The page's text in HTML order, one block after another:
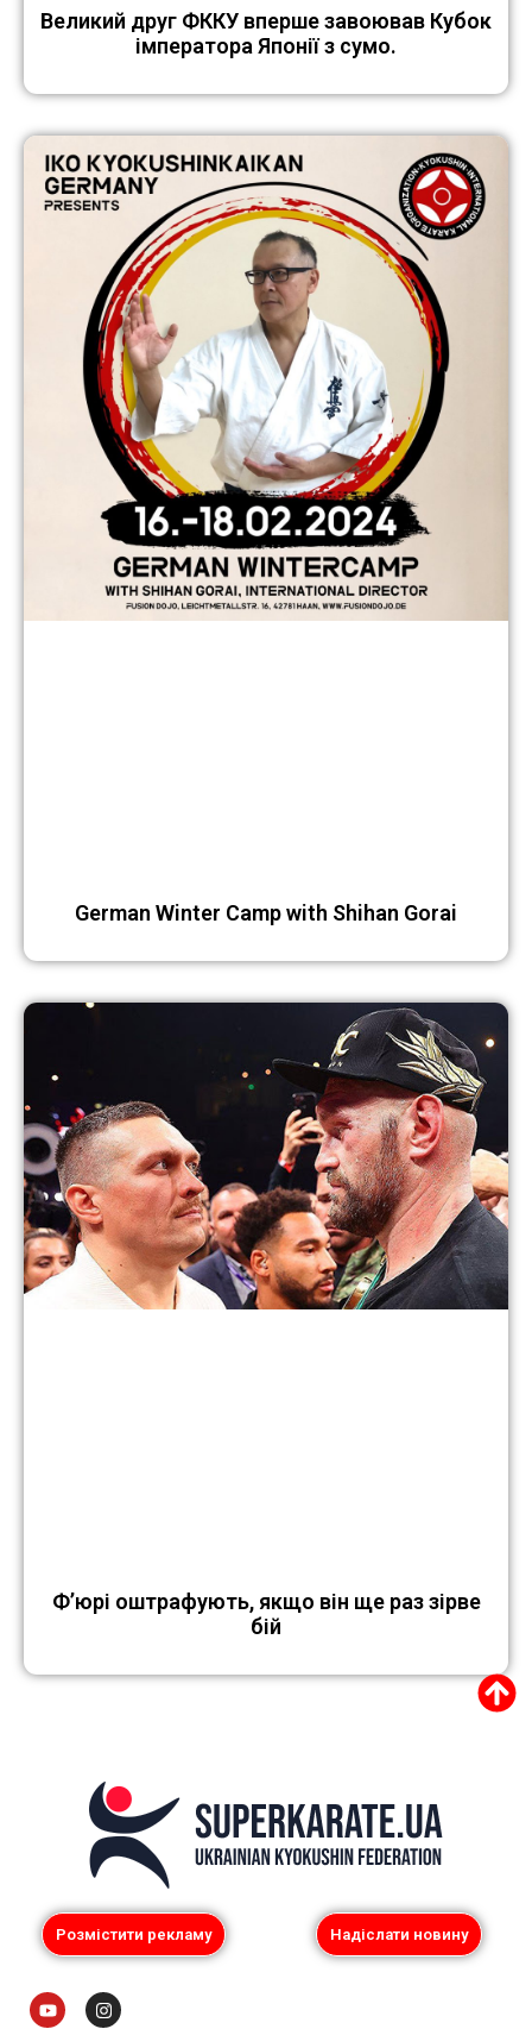
Великий друг ФККУ вперше завоював Кубок
імператора Японії з сумо.
German Winter Camp with Shihan Gorai
Ф’юрі оштрафують, якщо він ще раз зірве
бій
Розмістити рекламу Надіслати новину